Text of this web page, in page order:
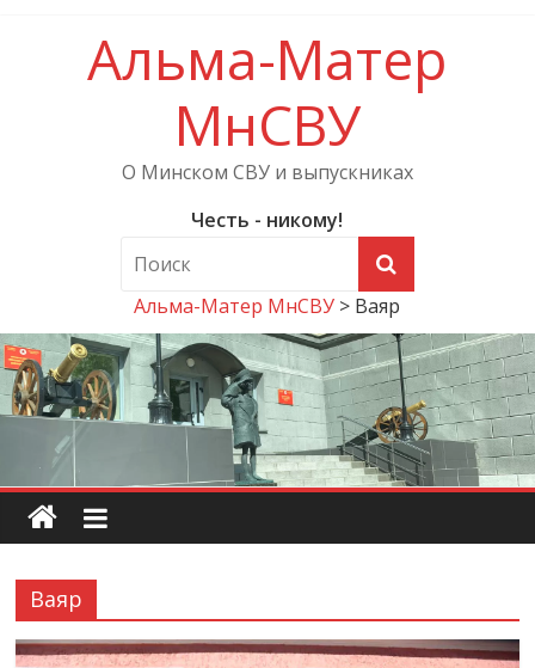
Альма-Матер
МнСВУ
О Минском СВУ и выпускниках
Честь - никому!
Альма-Матер МнСВУ > Ваяр
Ваяр